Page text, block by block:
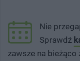
Nie
Sprawdź
zawsze na